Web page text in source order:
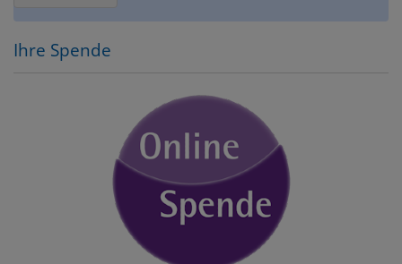
Ihre Spende